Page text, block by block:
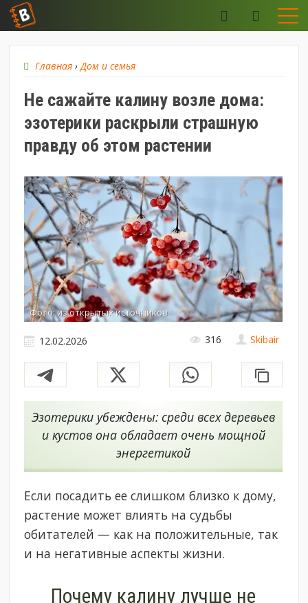
Главная ›Дом и семья
Не сажайте калину возле дома:
эзотерики раскрыли страшную
правду об этом растении
Фото: из открытых источников
Skibair
12.02.2026 316
Эзотерики убеждены: среди всех деревьев
и кустов она обладает очень мощной
энергетикой
Если посадить ее слишком близко к дому,
растение может влиять на судьбы
обитателей — как на положительные, так
и на негативные аспекты жизни.
Почему калину лучше не